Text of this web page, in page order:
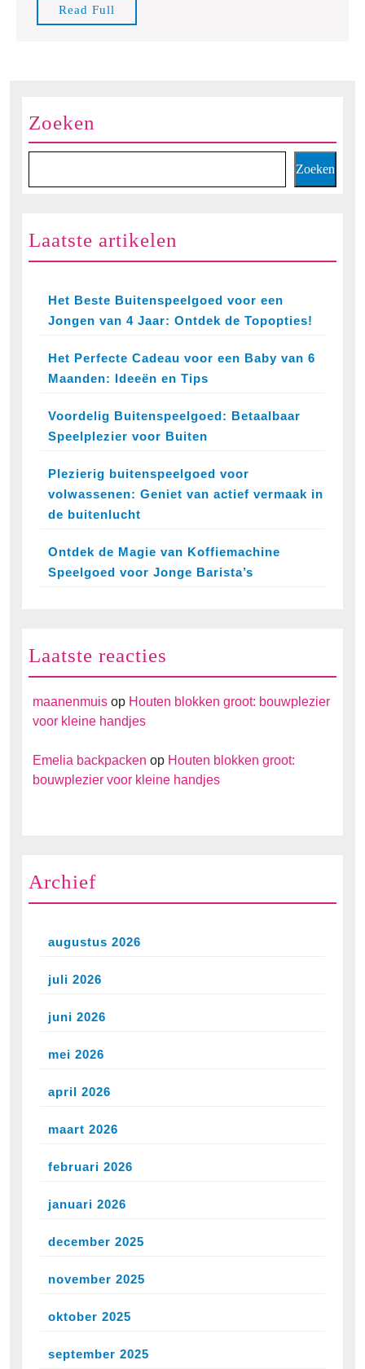
Read Full
Full
Zoeken
Zoeken
Laatste artikelen
Het Beste Buitenspeelgoed voor een
Jongen van 4 Jaar: Ontdek de Topopties!
Het Perfecte Cadeau voor een Baby van 6
Maanden: Ideeën en Tips
Voordelig Buitenspeelgoed: Betaalbaar
Speelplezier voor Buiten
Plezierig buitenspeelgoed voor
volwassenen: Geniet van actief vermaak in
de buitenlucht
Ontdek de Magie van Koffiemachine
Speelgoed voor Jonge Barista’s
Laatste reacties
maanenmuis op Houten blokken groot: bouwplezier
voor kleine handjes
Emelia backpacken op Houten blokken groot:
bouwplezier voor kleine handjes
Archief
augustus 2026
juli 2026
juni 2026
mei 2026
april 2026
maart 2026
februari 2026
januari 2026
december 2025
november 2025
oktober 2025
september 2025